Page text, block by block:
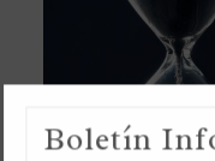
Boletín